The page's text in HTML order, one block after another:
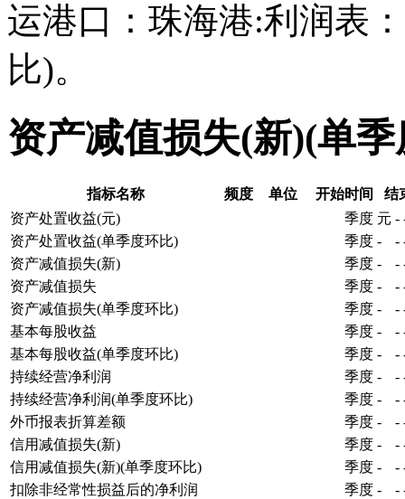
运港口：珠海港:利润表
比)。
资产减值损失(新)(单
指标名称 频度 单位 开始时间
结
资产处置收益(元)
季度 元 -
资产处置收益(单季度环比)
季度 - -
资产减值损失(新)
季度 - -
资产减值损失
季度 - -
资产减值损失(单季度环比)
季度 - -
基本每股收益
季度 - -
基本每股收益(单季度环比)
季度 - -
持续经营净利润
季度 - -
持续经营净利润(单季度环比)
季度 - -
外币报表折算差额
季度 - -
信用减值损失(新)
季度 - -
信用减值损失(新)(单季度环比)
季度 - -
扣除非经常性损益后的净利润
季度 - -